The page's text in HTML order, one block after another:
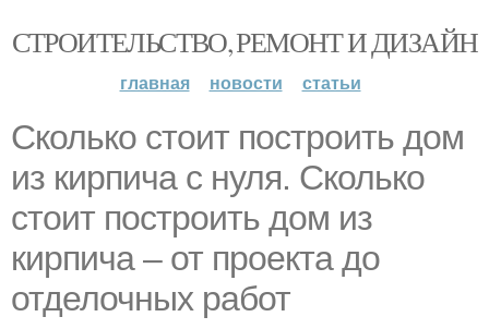
СТРОИТЕЛЬСТВО, РЕМОНТ И ДИЗАЙН
главная новости статьи
Сколько стоит построить дом
из кирпича с нуля. Сколько
стоит построить дом из
кирпича – от проекта до
отделочных работ